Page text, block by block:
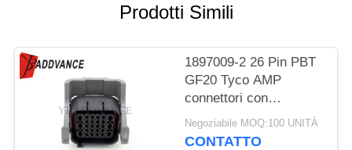
POLITICA
SULLA
PRIVACY
Prodotti Simili
1897009-2 26 Pin PBT
GF20 Tyco AMP
connettori con
backshell
Negoziabile MOQ:100 UNITÀ
CONTATTO